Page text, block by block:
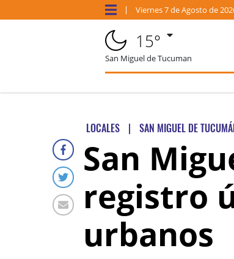
Viernes7 deAgosto de
15°
San Miguel de Tucuman
LOCALES | SAN MIGUEL DE
San
registro
urbanos